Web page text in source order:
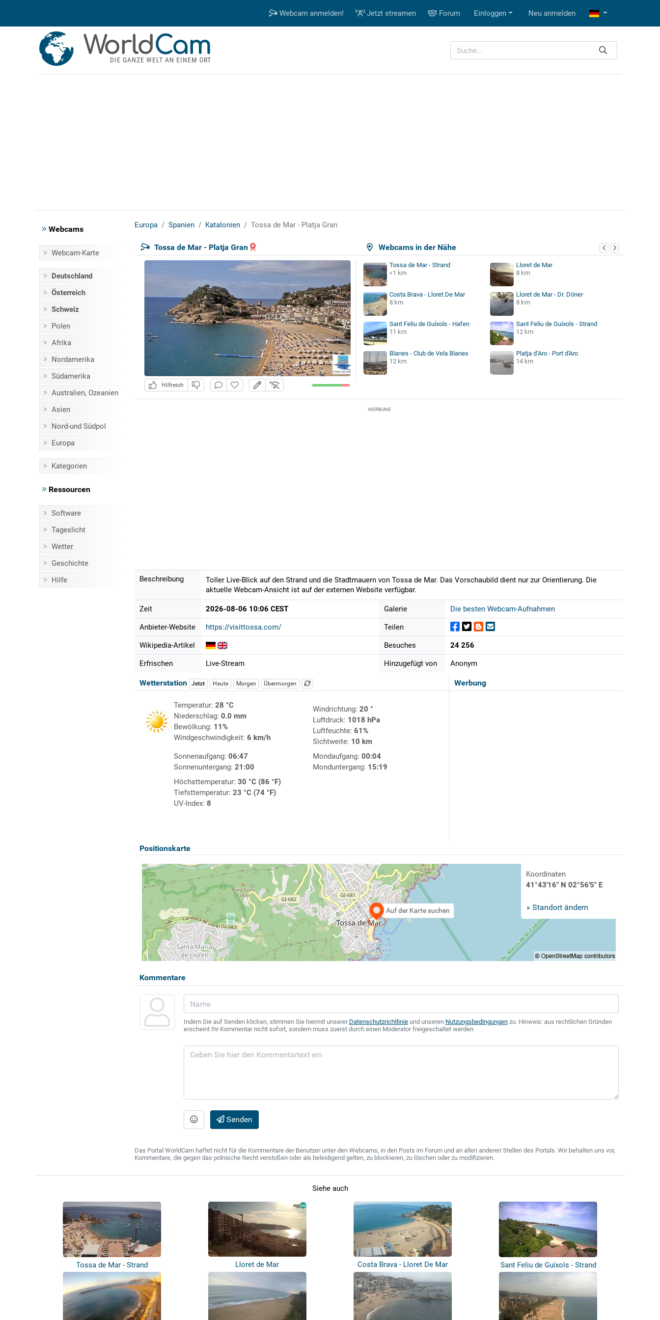
Webcam anmelden! Jetzt streamen Forum Einloggen Neu anmelden
WorldCam
DIE GANZE WELT AN EINEM ORT
Webcams
Webcam-Karte
Deutschland
Österreich
Schweiz
Polen
Afrika
Nordamerika
Südamerika
Australien, Ozeanien
Asien
Nord-und Südpol
Europa
Kategorien
Ressourcen
Software
Tageslicht
Wetter
Geschichte
Hilfe
Europa Spanien Katalonien Tossa de Mar - Platja Gran
Webcams in der Nähe
Tossa de Mar - Platja Gran
Hilfreich
Tossa de Mar - Strand
<1 km
Lloret de Mar
8 km
Costa Brava - Lloret De Mar
8 km
Lloret de Mar - Dr. Döner
8 km
Sant Feliu de Guíxols - Hafen
11 km
Sant Feliu de Guíxols - Strand
12 km
Blanes - Club de Vela Blanes
12 km
Platja d’Aro - Port d'Aro
14 km
WERBUNG
Beschreibung
Toller Live-Blick auf den Strand und die Stadtmauern von Tossa de Mar. Das Vorschaubild dient nur zur Orientierung. Die
aktuelle Webcam-Ansicht ist auf der externen Website verfügbar.
Zeit 2026-08-06 10:06 CEST
Anbieter-Website https://visittossa.com/
Wikipedia-Artikel
Erfrischen Live-Stream
Galerie Die besten Webcam-Aufnahmen
Teilen
Besuches 24 256
Hinzugefügt von Anonym
Werbung
Wetterstation Jetzt Heute Morgen Übermorgen
Temperatur: 28 °C
Niederschlag: 0.0 mm
Bewölkung: 11%
Windgeschwindigkeit: 6 km/h
Windrichtung: 20 °
Luftdruck: 1018 hPa
Luftfeuchte: 61%
Sichtweite: 10 km
Sonnenaufgang: 06:47
Sonnenuntergang: 21:00
Mondaufgang: 00:04
Monduntergang: 15:19
Höchsttemperatur: 30 °C (86 °F)
Tiefsttemperatur: 23 °C (74 °F)
UV-Index: 8
Positionskarte
Auf der Karte suchen
Koordinaten
41°43'16" N 02°56'5" E
» Standort ändern
Kommentare
Indem Sie auf Senden klicken, stimmen Sie hiermit unserer Datenschutzrichtlinieund unseren Nutzungsbedingungenzu. Hinweis: aus rechtlichen Gründen
erscheint Ihr Kommentar nicht sofort, sondern muss zuerst durch einen Moderator freigeschaltet werden.
Senden
Das Portal WorldCam haftet nicht für die Kommentare der Benutzer unter den Webcams, in den Posts im Forum und an allen anderen Stellen des Portals. Wir behalten uns vor,
Kommentare, die gegen das polnische Recht verstoßen oder als beleidigend gelten, zu blockieren, zu löschen oder zu modifizieren.
Siehe auch
Tossa de Mar - Strand Lloret de Mar Costa Brava - Lloret De Mar Sant Feliu de Guíxols - Strand